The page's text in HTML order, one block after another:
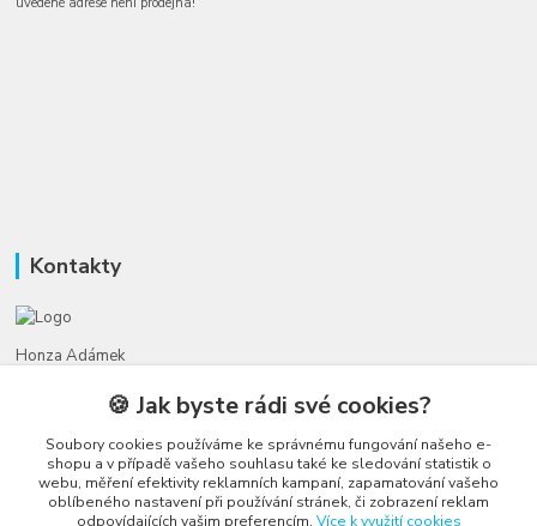
Kontakty
Honza Adámek
(Po-Ne, 9-21 hod.)
honza@autahracky.cz
🍪 Jak byste rádi své cookies?
Soubory cookies používáme ke správnému fungování našeho e-
shopu a v případě vašeho souhlasu také ke sledování statistik o
webu, měření efektivity reklamních kampaní, zapamatování vašeho
oblíbeného nastavení při používání stránek, či zobrazení reklam
odpovídajících vašim preferencím. Více k využití cookies